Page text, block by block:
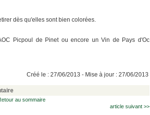
dès qu'elles sont bien colorées.
Picpoul de Pinet ou encore un Vin de Pays d'Oc
Créé le : 27/06/2013 - Mise à jour : 27/06/2013
au sommaire
article suivant >>